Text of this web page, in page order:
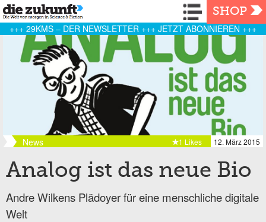
Navigation
SHOP
+++ 29KMS – DER NEWSLETTER +++ JETZT ABONNIEREN +++
News 12. März 2015
1 Likes
Analog ist das neue Bio
Andre Wilkens Plädoyer für eine menschliche digitale
Welt